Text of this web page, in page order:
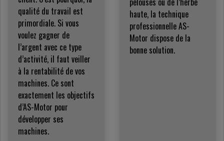
qualité du travail est
primordiale. Si vous
voulez gagner de
l’argent avec ce type
d’activité, il faut veiller
à la rentabilité de vos
machines. Ce sont
exactement les objectifs
d’AS-Motor pour
développer ses
machines.
haute, la technique
professionnelle AS-
Motor dispose de la
bonne solution.